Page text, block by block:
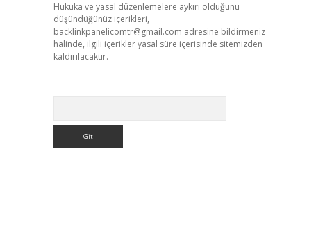
Hukuka ve yasal düzenlemelere aykırı olduğunu
düşündüğünüz içerikleri,
backlinkpanelicomtr@gmail.com adresine bildirmeniz
halinde, ilgili içerikler yasal süre içerisinde sitemizden
kaldırılacaktır.